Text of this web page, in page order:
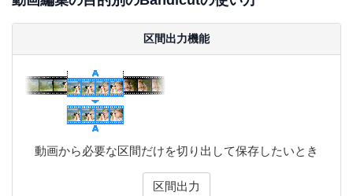
区間出力機能
動画から必要な区間だけを切り出して保存したいとき
区間出力